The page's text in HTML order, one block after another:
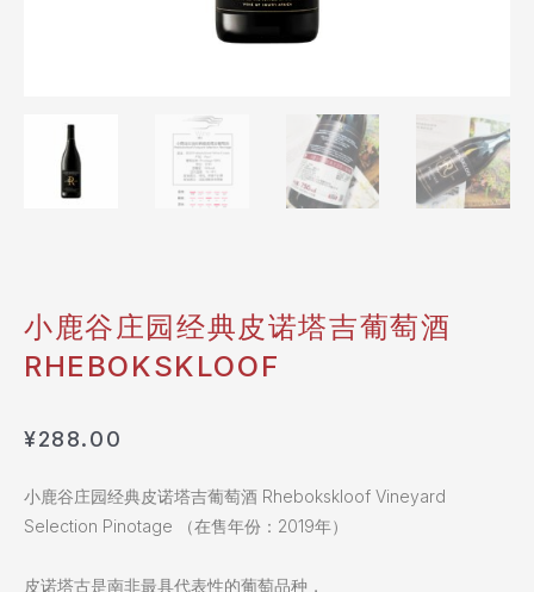
小鹿谷庄园经典皮诺塔吉葡萄酒
RHEBOKSKLOOF
¥288.00
小鹿谷庄园经典皮诺塔吉葡萄酒 Rhebokskloof Vineyard
Selection Pinotage （在售年份：2019年）
皮诺塔古是南非最具代表性的葡萄品种，